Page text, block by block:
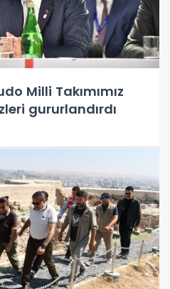
Milli Takımımız
gururlandırdı